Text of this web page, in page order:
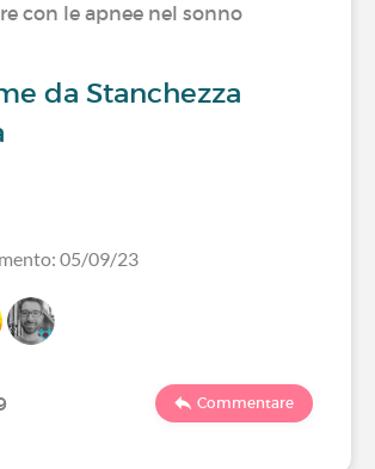
con le apnee nel sonno
da Stanchezza
05/09/23
Commentare